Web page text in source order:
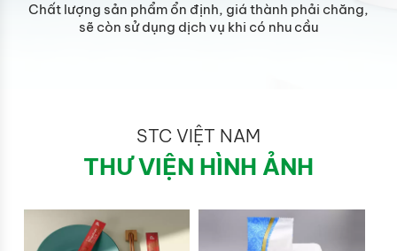
In ro nét hơn bao đũa trước đây mình làm, chất lượng
sản phẩm ổn định. In ro nét hơn bao đũa trước đây
STC VIỆT NAM
THƯ VIỆN HÌNH ẢNH